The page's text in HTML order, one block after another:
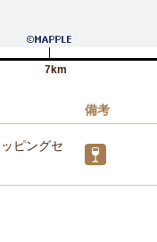
7km
備考
ピングセ